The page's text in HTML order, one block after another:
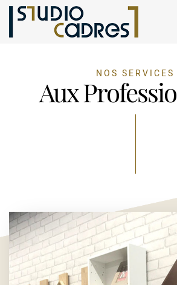
NOS SERVICES
Aux